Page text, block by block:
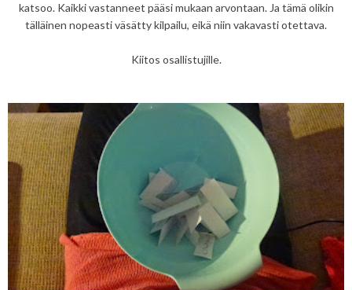
katsoo. Kaikki vastanneet pääsi mukaan arvontaan. Ja tämä olikin
tälläinen nopeasti väsätty kilpailu, eikä niin vakavasti otettava.
Kiitos osallistujille.